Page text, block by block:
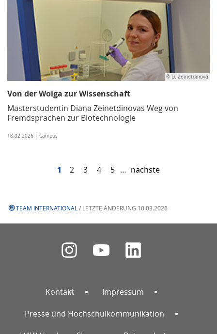
© D. Zeinetdinova
Von der Wolga zur Wissenschaft
Masterstudentin Diana Zeinetdinovas Weg von
Fremdsprachen zur Biotechnologie
18.02.2026 | Campus
1 2 3 4 5 … nächste
TEAM INTERNATIONAL / LETZTE ÄNDERUNG 10.03.2026
Kontakt Impressum
Presse und Hochschulkommunikation